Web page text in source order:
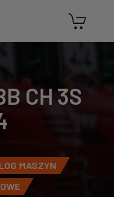
CH 3S
MASZYN